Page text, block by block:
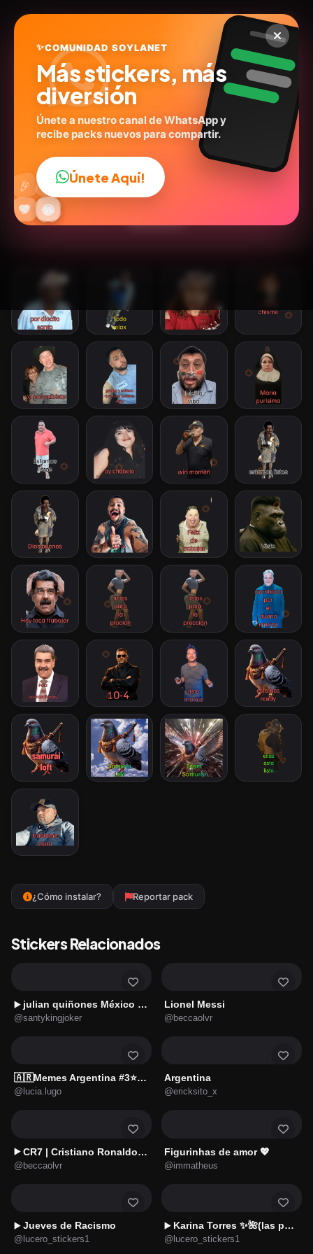
My stickers
@stickerly38415385
29stickers Personas Expresiones
¿Cómo instalar? Reportar pack
Stickers Relacionados
▶️ julian quiñones México 🇲🇽
@santykingjoker
Lionel Messi
@beccaolvr
🇦🇷Memes Argentina #3⭐⭐⭐
@lucia.lugo
Argentina
@ericksito_x
▶️ CR7 | Cristiano Ronaldo 7️⃣
@beccaolvr
Figurinhas de amor 💖
@immatheus
▶️ Jueves de Racismo
@lucero_stickers1
▶️ Karina Torres ✨🌺(las perdidas)
@lucero_stickers1
😎
😂
🔥
💬
❤️ ✨
🤩
😜
🎉 👍
✨COMUNIDAD SOYLANET
Más stickers, más
diversión
Únete a nuestro canal de WhatsApp y
recibe packs nuevos para compartir.
Únete Aquí!